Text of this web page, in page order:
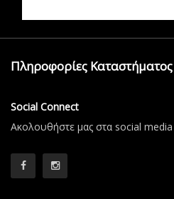
Πληροφορίες Καταστήματος
Social Connect
Aκολουθήστε μας στα social media